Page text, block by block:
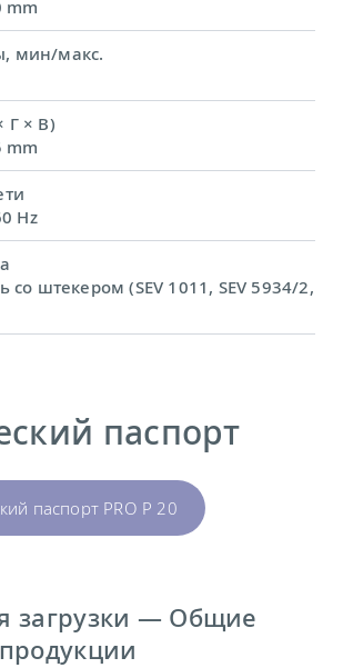
mm
мин/макс.
Г × В)
mm
Hz
со штекером (SEV 1011, SEV 5934/2,
паспорт
паспорт PRO P 20
загрузки — Общие